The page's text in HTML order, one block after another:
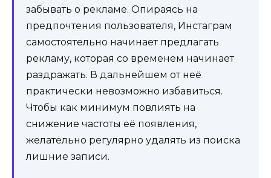
забывать о рекламе. Опираясь на
предпочтения пользователя, Инстаграм
самостоятельно начинает предлагать
рекламу, которая со временем начинает
раздражать. В дальнейшем от неё
практически невозможно избавиться.
Чтобы как минимум повлиять на
снижение частоты её появления,
желательно регулярно удалять из поиска
лишние записи.